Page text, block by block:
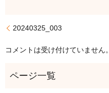
20240325_003
コメントは受け付けていません。